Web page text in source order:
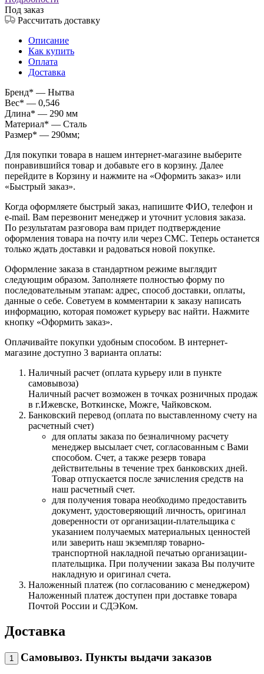
Под заказ
Рассчитать доставку
Описание
Как купить
Оплата
Доставка
Бренд* — Нытва
Вес* — 0,546
Длина* — 290 мм
Материал* — Сталь
Размер* — 290мм;
Для покупки товара в нашем интернет-магазине выберите
понравившийся товар и добавьте его в корзину. Далее
перейдите в Корзину и нажмите на «Оформить заказ» или
«Быстрый заказ».
Когда оформляете быстрый заказ, напишите ФИО, телефон и
e-mail. Вам перезвонит менеджер и уточнит условия заказа.
По результатам разговора вам придет подтверждение
оформления товара на почту или через СМС. Теперь останется
только ждать доставки и радоваться новой покупке.
Оформление заказа в стандартном режиме выглядит
следующим образом. Заполняете полностью форму по
последовательным этапам: адрес, способ доставки, оплаты,
данные о себе. Советуем в комментарии к заказу написать
информацию, которая поможет курьеру вас найти. Нажмите
кнопку «Оформить заказ».
Оплачивайте покупки удобным способом. В интернет-
магазине доступно 3 варианта оплаты:
Наличный расчет (оплата курьеру или в пункте
самовывоза)
Наличный расчет возможен в точках розничных продаж
в г.Ижевске, Воткинске, Можге, Чайковском.
Банковский перевод (оплата по выставленному счету на
расчетный счет)
для оплаты заказа по безналичному расчету
менеджер высылает счет, согласованным с Вами
способом. Счет, а также резерв товара
действительны в течение трех банковских дней.
Товар отпускается после зачисления средств на
наш расчетный счет.
для получения товара необходимо предоставить
документ, удостоверяющий личность, оригинал
доверенности от организации-плательщика с
указанием получаемых материальных ценностей
или заверить наш экземпляр товарно-
транспортной накладной печатью организации-
плательщика. При получении заказа Вы получите
накладную и оригинал счета.
Наложенный платеж (по согласованию с менеджером)
Наложенный платеж доступен при доставке товара
Почтой России и СДЭКом.
Доставка
1 Самовывоз. Пункты выдачи заказов